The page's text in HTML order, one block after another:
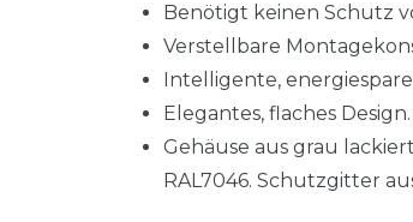
Benötigt keinen Schutz
Verstellbare
Intelligente,
Elegantes, flaches Design.
Gehäuse aus grau
RAL7046. Schutzgitter